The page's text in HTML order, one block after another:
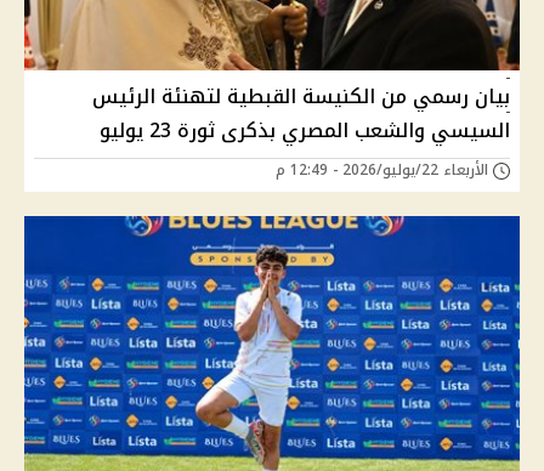
بيان رسمي من الكنيسة القبطية لتهنئة الرئيس
السيسي والشعب المصري بذكرى ثورة 23 يوليو
الأربعاء 22/يوليو/2026 - 12:49 م